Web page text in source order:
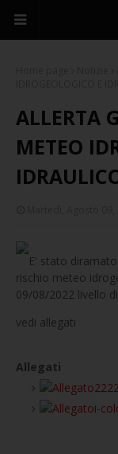
ALLERTA
METEO
E' stato
rischio meteo
09/08/2022 livello
vedi allegati
Allegati
i-